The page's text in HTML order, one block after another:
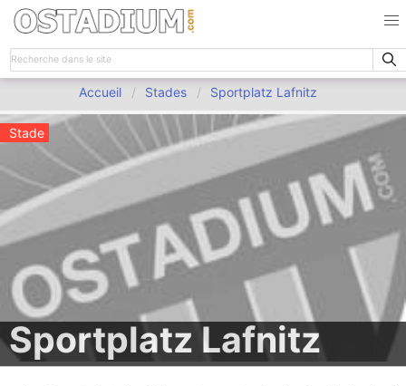
Accueil Stades Sportplatz Lafnitz
Stade
Sportplatz Lafnitz